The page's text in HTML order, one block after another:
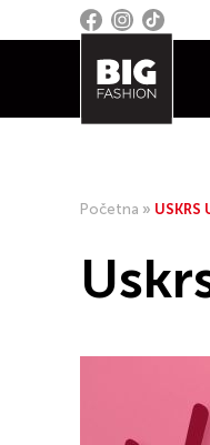
Početna » USKRS